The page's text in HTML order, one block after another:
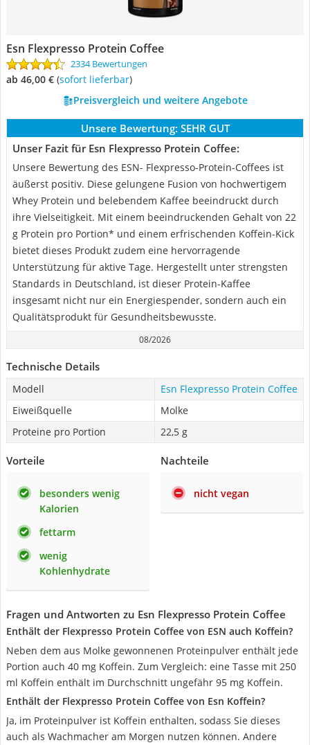
Esn Flexpresso Protein Coffee
2334 Bewertungen
ab 46,00 € ( Sofort lieferbar)
Preisvergleich und weitere Angebote
Unsere Bewertung: SEHR GUT
Unser Fazit für Esn Flexpresso Protein Coffee:
Unsere Bewertung des ESN- Flexpresso-Protein-Coffees ist
äußerst positiv. Diese gelungene Fusion von hochwertigem
Whey Protein und belebendem Kaffee beeindruckt durch
ihre Vielseitigkeit. Mit einem beeindruckenden Gehalt von 22
g Protein pro Portion* und einem erfrischenden Koffein-Kick
bietet dieses Produkt zudem eine hervorragende
Unterstützung für aktive Tage. Hergestellt unter strengsten
Standards in Deutschland, ist dieser Protein-Kaffee
insgesamt nicht nur ein Energiespender, sondern auch ein
Qualitätsprodukt für Gesundheitsbewusste.
08/2026
Technische Details
Modell
Esn Flexpresso Protein Coffee
Eiweißquelle
Molke
Proteine pro Portion
22,5 g
Vorteile
besonders wenig
Kalorien
fettarm
wenig
Kohlenhydrate
Nachteile
nicht vegan
Fragen und Antworten zu Esn Flexpresso Protein Coffee
Enthält der Flexpresso Protein Coffee von ESN auch Koffein?
Neben dem aus Molke gewonnenen Proteinpulver enthält jede
Portion auch 40 mg Koffein. Zum Vergleich: eine Tasse mit 250
ml Koffein enthält im Durchschnitt ungefähr 95 mg Koffein.
Enthält der Flexpresso Protein Coffee von Esn Koffein?
Ja, im Proteinpulver ist Koffein enthalten, sodass Sie dieses
auch als Wachmacher am Morgen nutzen können. Andere